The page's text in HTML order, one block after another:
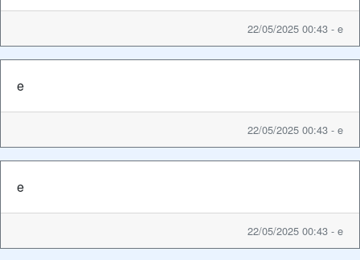
22/05/2025 00:43 - e
e
22/05/2025 00:43 - e
e
22/05/2025 00:43 - e